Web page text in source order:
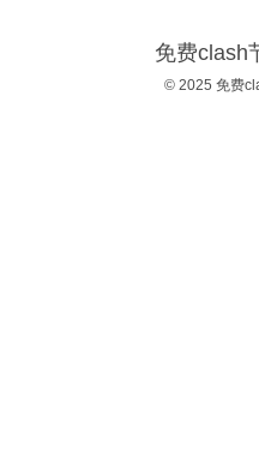
免费clash
© 2025 免费